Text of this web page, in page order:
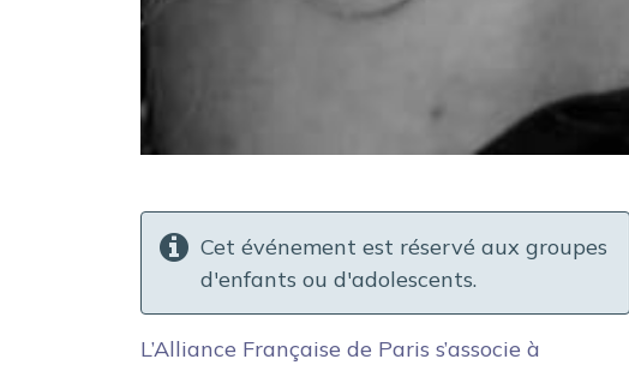
Cet événement est réservé aux groupes
d'enfants ou d'adolescents.
L’Alliance Française de Paris s’associe à